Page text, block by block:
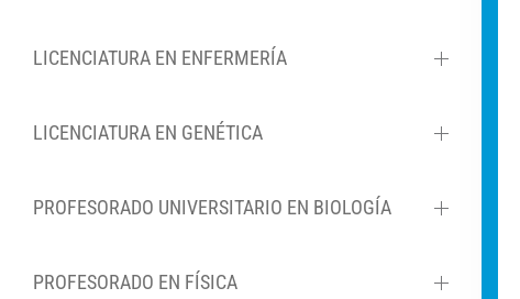
LICENCIATURA EN ENFERMERÍA
LICENCIATURA EN GENÉTICA
PROFESORADO UNIVERSITARIO EN BIOLOGÍA
PROFESORADO EN FÍSICA